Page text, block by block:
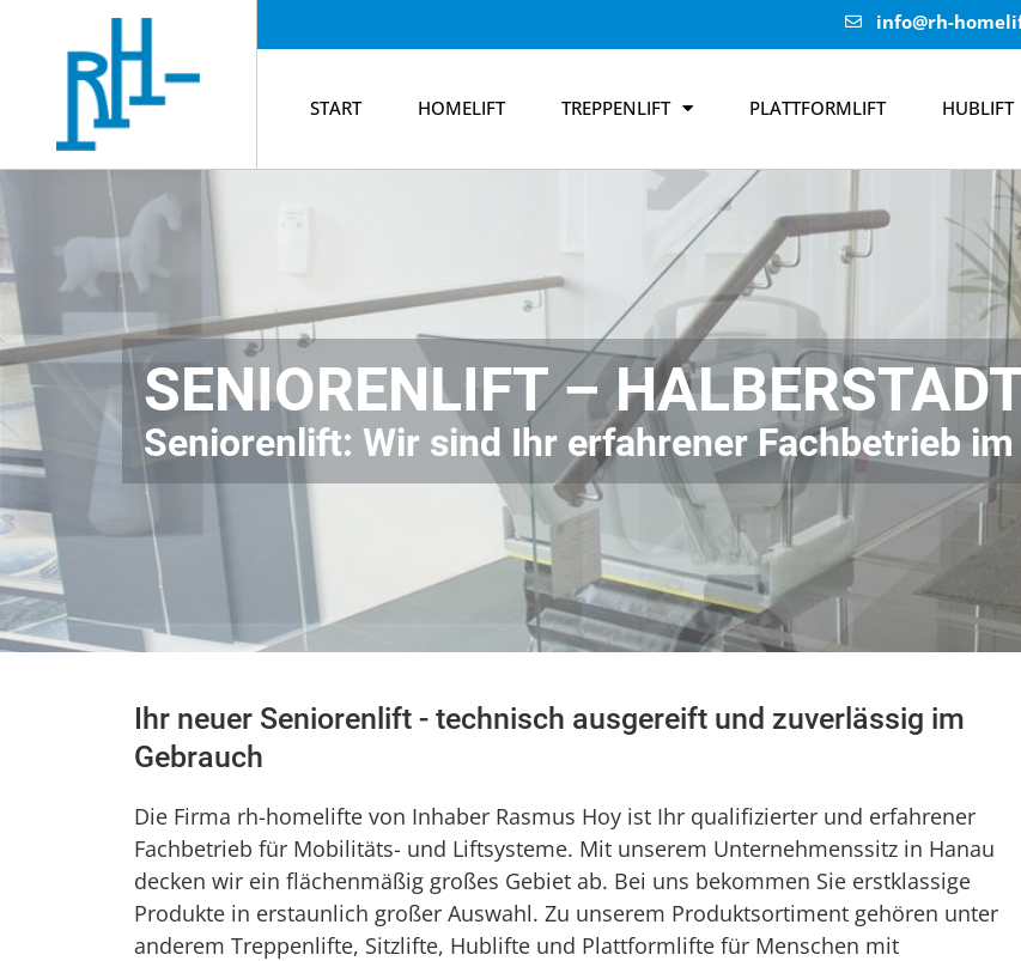
info@rh-
START HOMELIFT TREPPENLIFT PLATTFORMLIFT HUBLIFT
SENIORENLIFT –
Seniorenlift: Wir sind Ihr erfahrener Fachbetrieb
Ihr neuer Seniorenlift - technisch ausgereift und zuverlässig im
Gebrauch
Die Firma rh-homelifte von Inhaber Rasmus Hoy ist Ihr qualifizierter und erfahrener
Fachbetrieb für Mobilitäts- und Liftsysteme. Mit unserem Unternehmenssitz in Hanau
decken wir ein flächenmäßig großes Gebiet ab. Bei uns bekommen Sie erstklassige
Produkte in erstaunlich großer Auswahl. Zu unserem Produktsortiment gehören unter
anderem Treppenlifte, Sitzlifte, Hublifte und Plattformlifte für Menschen mit